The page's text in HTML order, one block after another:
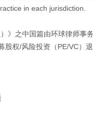
in each jurisdiction.
》之中国篇由环球律师事
股权/风险投资（PE/VC）